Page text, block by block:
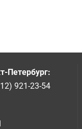
Петербург:
921-23-54